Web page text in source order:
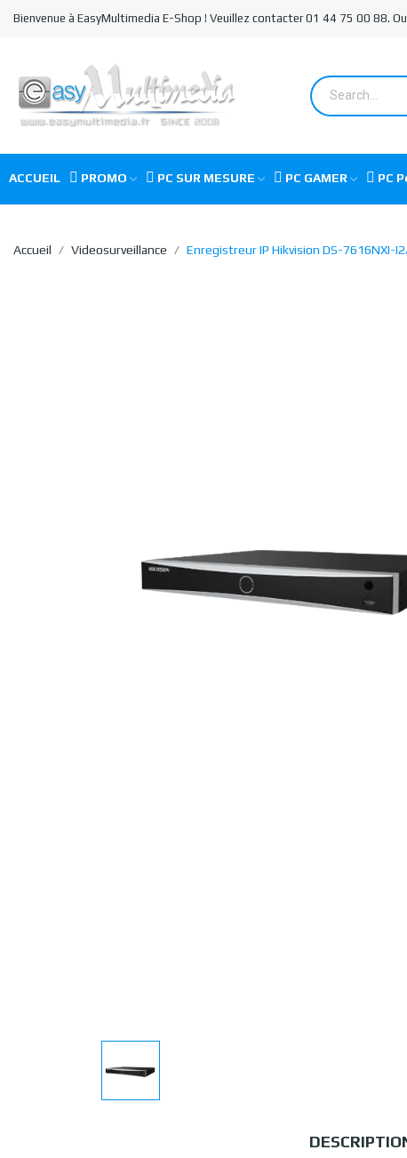
Bienvenue à EasyMultimedia E-Shop ! Veuillez contacter 01 44 75 00 88.
ACCUEIL PROMO PC SUR MESURE PC GAMER PC
Accueil Videosurveillance Enregistreur IP Hikvision DS-7616NXI-